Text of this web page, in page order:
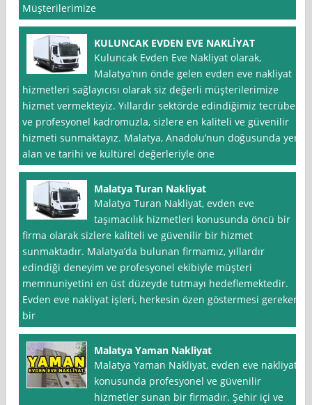
Müşterilerimize
KULUNCAK EVDEN EVE NAKLİYAT
Kuluncak Evden Eve Nakliyat olarak,
Malatya‘nın önde gelen evden eve nakliyat
hizmetleri sağlayıcısı olarak siz değerli müşterilerimize
hizmet vermekteyiz. Yıllardır sektörde edindiğimiz tecrübe
ve profesyonel kadromuzla, sizlere en kaliteli ve güvenilir
hizmeti sunmaktayız. Malatya, Anadolu’nun doğusunda yer
alan ve tarihi ve kültürel değerleriyle öne
Malatya Turan Nakliyat
Malatya Turan Nakliyat, evden eve
taşımacılık hizmetleri konusunda öncü bir
firma olarak sizlere kaliteli ve güvenilir bir hizmet
sunmaktadır. Malatya’da bulunan firmamız, yıllardır
edindiği deneyim ve profesyonel ekibiyle müşteri
memnuniyetini en üst düzeyde tutmayı hedeflemektedir.
Evden eve nakliyat işleri, herkesin özen göstermesi gereken
bir
Malatya Yaman Nakliyat
Malatya Yaman Nakliyat, evden eve nakliyat
konusunda profesyonel ve güvenilir
hizmetler sunan bir firmadır. Şehir içi ve